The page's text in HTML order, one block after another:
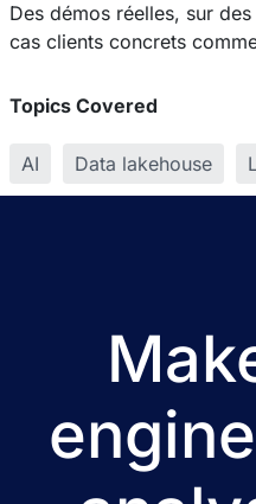
Des démos réelles, sur
cas clients concrets
Topics Covered
AI Data lakehouse